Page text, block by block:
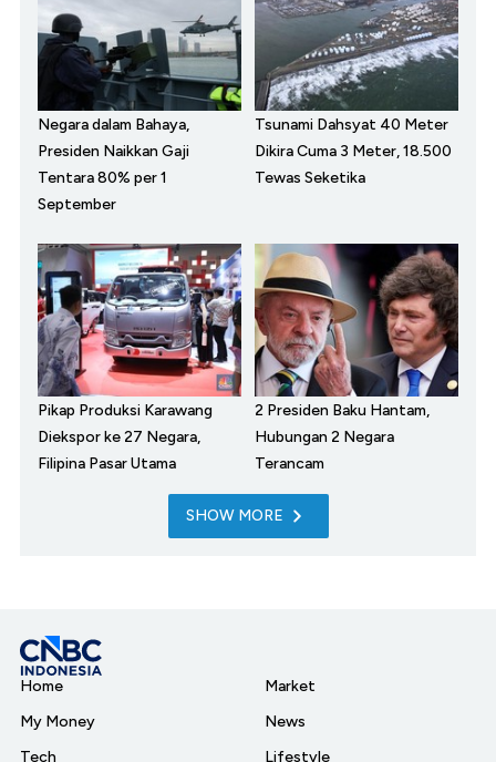
Negara dalam Bahaya,
Presiden Naikkan Gaji
Tentara 80% per 1
September
Tsunami Dahsyat 40 Meter
Dikira Cuma 3 Meter, 18.500
Tewas Seketika
Pikap Produksi Karawang
Diekspor ke 27 Negara,
Filipina Pasar Utama
2 Presiden Baku Hantam,
Hubungan 2 Negara
Terancam
SHOW MORE
Home
My Money
Tech
Market
News
Lifestyle